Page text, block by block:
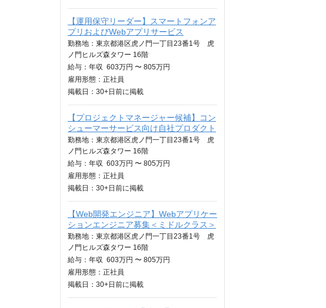
【運用保守リーダー】スマートフォンア
プリおよびWebアプリサービス
勤務地：東京都港区虎ノ門一丁目23番1号 虎
ノ門ヒルズ森タワー 16階
給与： 年収 603万円 〜 805万円
雇用形態：正社員
掲載日： 30+日 前に掲載
【プロジェクトマネージャー候補】コン
シューマーサービス向け自社プロダクト
勤務地：東京都港区虎ノ門一丁目23番1号 虎
ノ門ヒルズ森タワー 16階
給与： 年収 603万円 〜 805万円
雇用形態：正社員
掲載日： 30+日 前に掲載
【Web開発エンジニア】Webアプリケー
ションエンジニア募集＜ミドルクラス＞
勤務地：東京都港区虎ノ門一丁目23番1号 虎
ノ門ヒルズ森タワー 16階
給与： 年収 603万円 〜 805万円
雇用形態：正社員
掲載日： 30+日 前に掲載